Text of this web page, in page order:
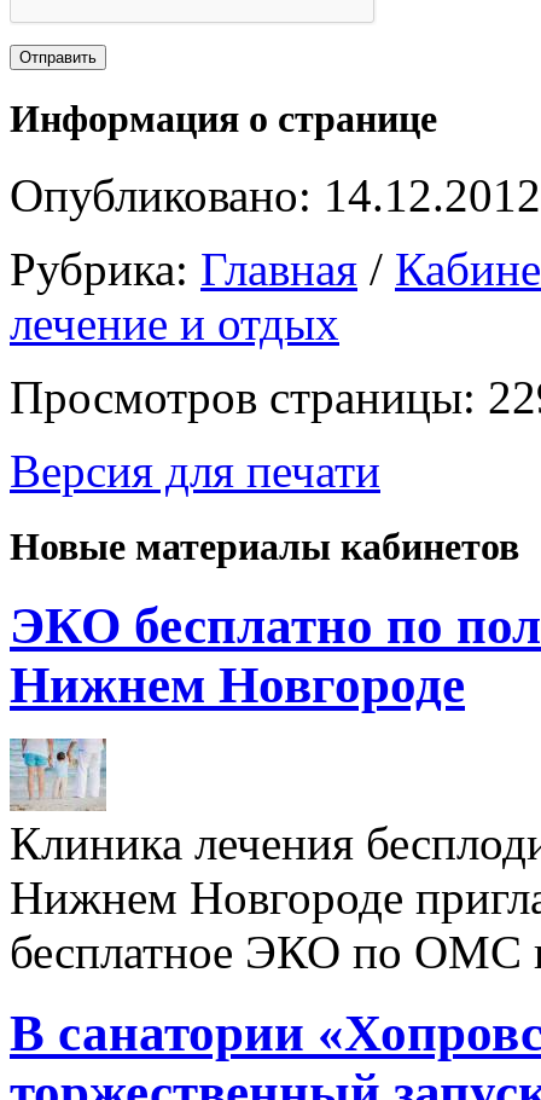
Информация о странице
Опубликовано: 14.12.2012
Рубрика: Главная /
лечение и отдых
Просмотров страницы:
Версия для печати
Новые материалы кабинетов
ЭКО бесплатно по
Нижнем Новгороде
Клиника лечения
Нижнем Новгороде
бесплатное ЭКО по ОМС
В санатории